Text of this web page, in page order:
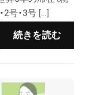
2号・3号 […]
続きを読む